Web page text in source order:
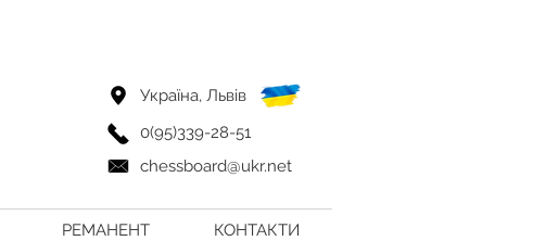
Україна, Львів
0(95)339-28-51
chessboard@ukr.net
РЕМАНЕНТ КОНТАКТИ